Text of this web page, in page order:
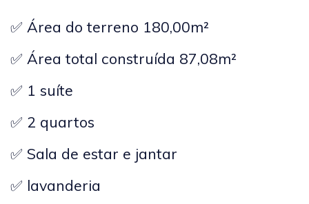
✅ Área do terreno 180,00m²
✅ Área total construída 87,08m²
✅ 1 suíte
✅ 2 quartos
✅ Sala de estar e jantar
✅ lavanderia